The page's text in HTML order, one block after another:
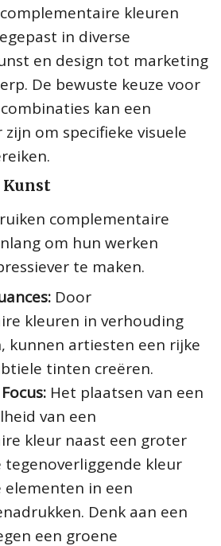
kleuren
in diverse
en design tot marketing
De bewuste keuze voor
kan een
om specifieke visuele
Kunst
complementaire
om hun werken
te maken.
Door
kleuren in verhouding
kunnen artiesten een rijke
tinten creëren.
Het plaatsen van een
van een
kleur naast een groter
tegenoverliggende kleur
elementen in een
Denk aan een
een groene